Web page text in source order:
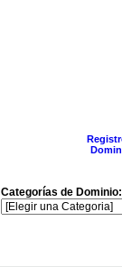
Categorías de Dominio: